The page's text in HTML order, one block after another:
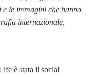
le immagini che hanno
internazionale,
è stata il social